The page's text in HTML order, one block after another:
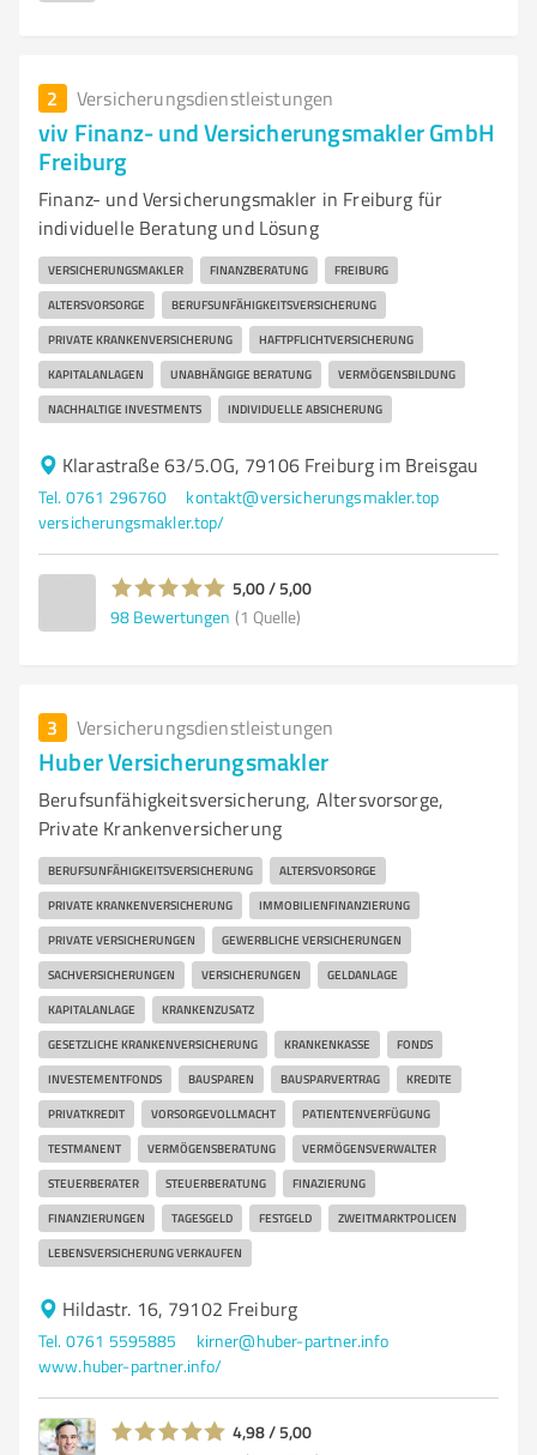
2 Versicherungsdienstleistungen
viv Finanz- und Versicherungsmakler GmbH
Freiburg
Finanz- und Versicherungsmakler in Freiburg für
individuelle Beratung und Lösung
VERSICHERUNGSMAKLER FINANZBERATUNG FREIBURG
ALTERSVORSORGE BERUFSUNFÄHIGKEITSVERSICHERUNG
PRIVATE KRANKENVERSICHERUNG HAFTPFLICHTVERSICHERUNG
KAPITALANLAGEN UNABHÄNGIGE BERATUNG VERMÖGENSBILDUNG
NACHHALTIGE INVESTMENTS INDIVIDUELLE ABSICHERUNG
Klarastraße 63/5.OG, 79106 Freiburg im Breisgau
Tel. 0761 296760
kontakt@versicherungsmakler.top
versicherungsmakler.top/
5,00 / 5,00
98 Bewertungen (1 Quelle)
3 Versicherungsdienstleistungen
Huber Versicherungsmakler
Berufsunfähigkeitsversicherung, Altersvorsorge,
Private Krankenversicherung
BERUFSUNFÄHIGKEITSVERSICHERUNG ALTERSVORSORGE
PRIVATE KRANKENVERSICHERUNG IMMOBILIENFINANZIERUNG
PRIVATE VERSICHERUNGEN GEWERBLICHE VERSICHERUNGEN
SACHVERSICHERUNGEN VERSICHERUNGEN GELDANLAGE
KAPITALANLAGE KRANKENZUSATZ
GESETZLICHE KRANKENVERSICHERUNG KRANKENKASSE FONDS
INVESTEMENTFONDS BAUSPAREN BAUSPARVERTRAG KREDITE
PRIVATKREDIT VORSORGEVOLLMACHT PATIENTENVERFÜGUNG
TESTMANENT VERMÖGENSBERATUNG VERMÖGENSVERWALTER
STEUERBERATER STEUERBERATUNG FINAZIERUNG
FINANZIERUNGEN TAGESGELD FESTGELD ZWEITMARKTPOLICEN
LEBENSVERSICHERUNG VERKAUFEN
Hildastr. 16, 79102 Freiburg
Tel. 0761 5595885
kirner@huber-partner.info
www.huber-partner.info/
4,98 / 5,00